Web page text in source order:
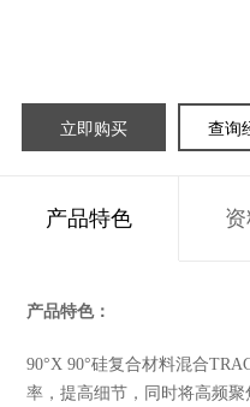
立即购买 查询
产品特色
产品特色：
90°X 90°硅复合材料混合
率，提高细节，同时将高频